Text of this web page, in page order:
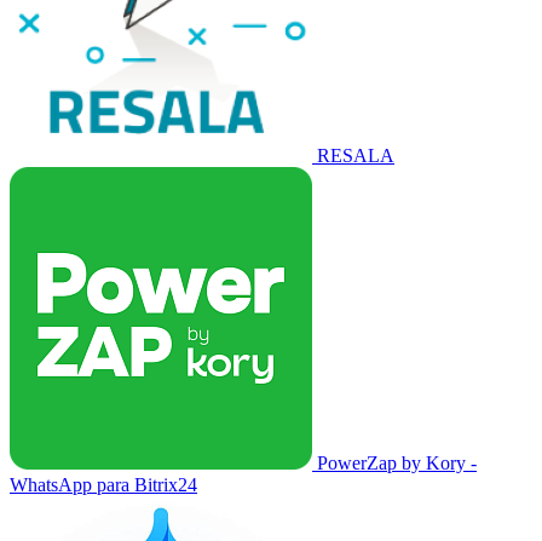
RESALA
PowerZap by Kory -
WhatsApp para Bitrix24